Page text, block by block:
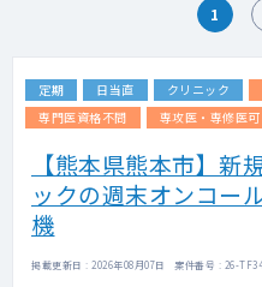
1
定期 日当直 クリニック
専門医資格不問
専攻医・専修医可
【熊本県熊本市】新
ックの週末オンコー
機
掲載更新日 : 2026年08月07日 案件番号 : 26-